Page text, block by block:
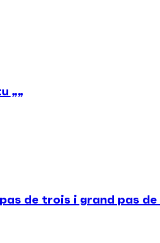
„„
de trois i grand pas de